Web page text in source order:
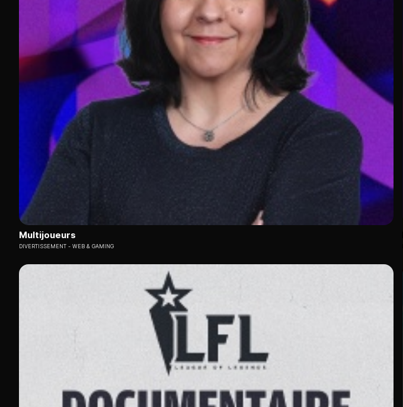
Multijoueurs
DIVERTISSEMENT WEB & GAMING